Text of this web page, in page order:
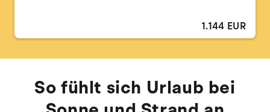
1.144 EUR
So fühlt sich Urlaub bei